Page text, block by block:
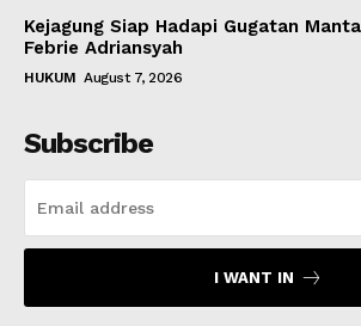
Kejagung Siap Hadapi Gugatan
Febrie Adriansyah
HUKUM August 7, 2026
Subscribe
I WANT IN